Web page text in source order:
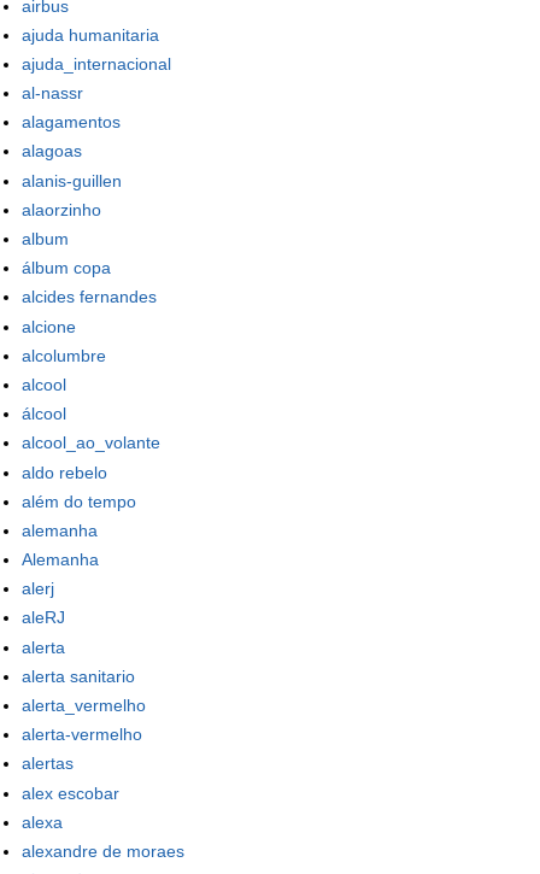
airbus
ajuda humanitaria
ajuda_internacional
al-nassr
alagamentos
alagoas
alanis-guillen
alaorzinho
album
álbum copa
alcides fernandes
alcione
alcolumbre
alcool
álcool
alcool_ao_volante
aldo rebelo
além do tempo
alemanha
Alemanha
alerj
aleRJ
alerta
alerta sanitario
alerta_vermelho
alerta-vermelho
alertas
alex escobar
alexa
alexandre de moraes